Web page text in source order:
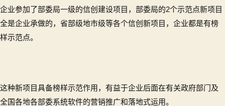
企业参加了部委局一级的信创建设项目，部委局的2个示范点新项目
全是企业承做的，省部级地市级等各个信创新项目，企业都是有榜
样示范点。
这种新项目具备榜样示范作用，有益于企业后面在有关政府部门及
全国各地各部委系统软件的营销推广和落地式运用。